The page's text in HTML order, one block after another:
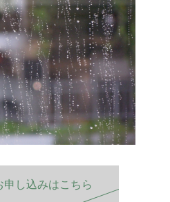
申し込みはこちら